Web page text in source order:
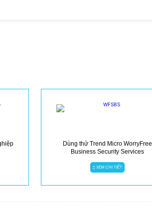
Dùng thử Trend Micro WorryFree
Business Security Services
XEM CHI TIẾT